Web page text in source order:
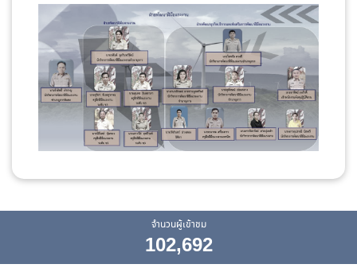
จำนวนผู้เข้าชม
102,692